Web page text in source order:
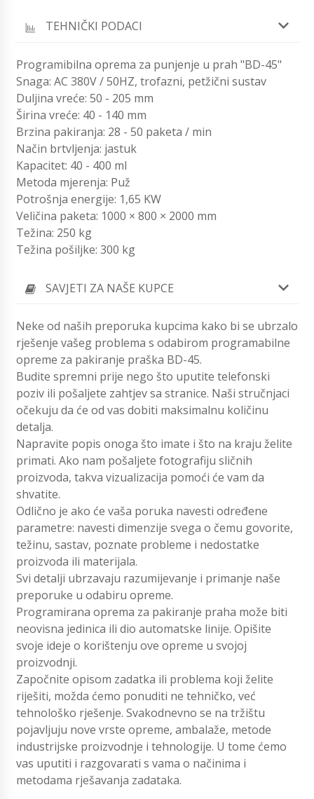
TEHNIČKI PODACI
Programibilna oprema za punjenje u prah "BD-45"
Snaga: AC 380V / 50HZ, trofazni, petžični sustav
Duljina vreće: 50 - 205 mm
Širina vreće: 40 - 140 mm
Brzina pakiranja: 28 - 50 paketa / min
Način brtvljenja: jastuk
Kapacitet: 40 - 400 ml
Metoda mjerenja: Puž
Potrošnja energije: 1,65 KW
Veličina paketa: 1000 × 800 × 2000 mm
Težina: 250 kg
Težina pošiljke: 300 kg
SAVJETI ZA NAŠE KUPCE
Neke od naših preporuka kupcima kako bi se ubrzalo
rješenje vašeg problema s odabirom programabilne
opreme za pakiranje praška BD-45.
Budite spremni prije nego što uputite telefonski
poziv ili pošaljete zahtjev sa stranice. Naši stručnjaci
očekuju da će od vas dobiti maksimalnu količinu
detalja.
Napravite popis onoga što imate i što na kraju želite
primati. Ako nam pošaljete fotografiju sličnih
proizvoda, takva vizualizacija pomoći će vam da
shvatite.
Odlično je ako će vaša poruka navesti određene
parametre: navesti dimenzije svega o čemu govorite,
težinu, sastav, poznate probleme i nedostatke
proizvoda ili materijala.
Svi detalji ubrzavaju razumijevanje i primanje naše
preporuke u odabiru opreme.
Programirana oprema za pakiranje praha može biti
neovisna jedinica ili dio automatske linije. Opišite
svoje ideje o korištenju ove opreme u svojoj
proizvodnji.
Započnite opisom zadatka ili problema koji želite
riješiti, možda ćemo ponuditi ne tehničko, već
tehnološko rješenje. Svakodnevno se na tržištu
pojavljuju nove vrste opreme, ambalaže, metode
industrijske proizvodnje i tehnologije. U tome ćemo
vas uputiti i razgovarati s vama o načinima i
metodama rješavanja zadataka.